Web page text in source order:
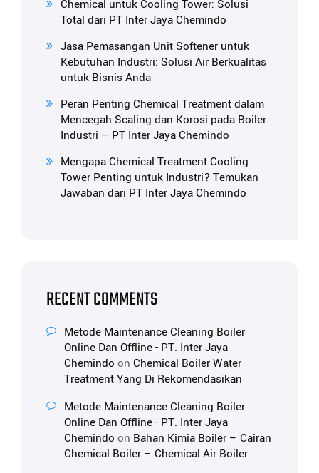
Chemical untuk Cooling Tower: Solusi
Total dari PT Inter Jaya Chemindo
Jasa Pemasangan Unit Softener untuk
Kebutuhan Industri: Solusi Air Berkualitas
untuk Bisnis Anda
Peran Penting Chemical Treatment dalam
Mencegah Scaling dan Korosi pada Boiler
Industri – PT Inter Jaya Chemindo
Mengapa Chemical Treatment Cooling
Tower Penting untuk Industri? Temukan
Jawaban dari PT Inter Jaya Chemindo
RECENT COMMENTS
Metode Maintenance Cleaning Boiler
Online Dan Offline - PT. Inter Jaya
Chemindo on Chemical Boiler Water
Treatment Yang Di Rekomendasikan
Metode Maintenance Cleaning Boiler
Online Dan Offline - PT. Inter Jaya
Chemindo on Bahan Kimia Boiler – Cairan
Chemical Boiler – Chemical Air Boiler